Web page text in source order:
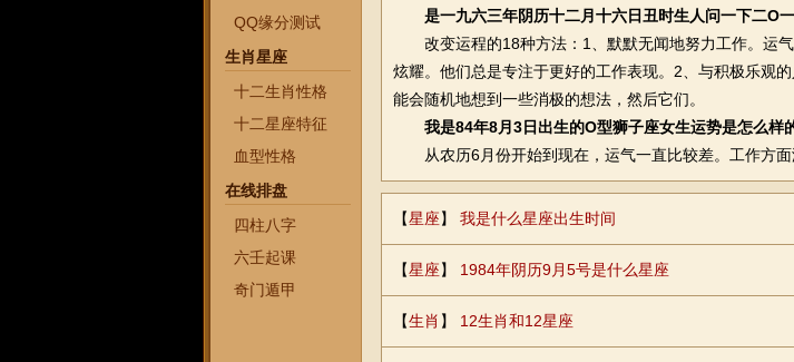
QQ缘分测试
生肖星座
十二生肖性格
十二星座特征
血型性格
在线排盘
四柱八字
六壬起课
奇门遁甲
是一九六三年阴历十二月十六日丑时生人问一下二O
改变运程的18种方法：1、默默无闻地努力工作。运气
炫耀。他们总是专注于更好的工作表现。2、与积极乐观
能会随机地想到一些消极的想法，然后它们。
我是84年8月3日出生的O型狮子座女生运势是怎么样
从农历6月份开始到现在，运气一直比较差。工作方面
【星座】 我是什么星座出生时间
【星座】 1984年阴历9月5号是什么星座
【生肖 】 12生肖和12星座